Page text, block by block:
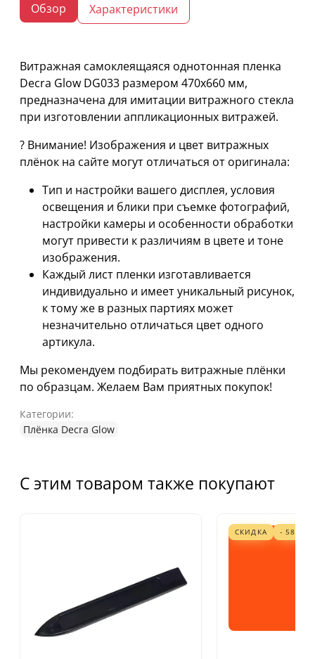
Обзор Характеристики
Витражная самоклеящаяся однотонная пленка
Decra Glow DG033 размером 470х660 мм,
предназначена для имитации витражного стекла
при изготовлении аппликационных витражей.
? Внимание! Изображения и цвет витражных
плёнок на сайте могут отличаться от оригинала:
Тип и настройки вашего дисплея, условия
освещения и блики при съемке фотографий,
настройки камеры и особенности обработки
могут привести к различиям в цвете и тоне
изображения.
Каждый лист пленки изготавливается
индивидуально и имеет уникальный рисунок,
к тому же в разных партиях может
незначительно отличаться цвет одного
артикула.
Мы рекомендуем подбирать витражные плёнки
по образцам. Желаем Вам приятных покупок!
Категории:
Плёнка Decra Glow
С этим товаром также покупают
СКИДКА - 58%